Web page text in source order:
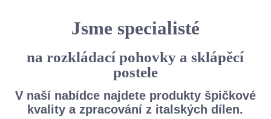
Jsme specialisté
na rozkládací pohovky a sklápěcí
postele
V naší nabídce najdete produkty špičkové
kvality a zpracování z italských dílen.